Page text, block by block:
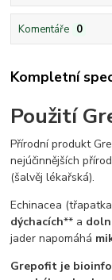
Komentáře 0
Kompletní
Použití
Přírodní produkt
nejúčinnějších
(šalvěj lékařská).
Echinacea
dýchacích** a
jader napomáhá
Grepofit je